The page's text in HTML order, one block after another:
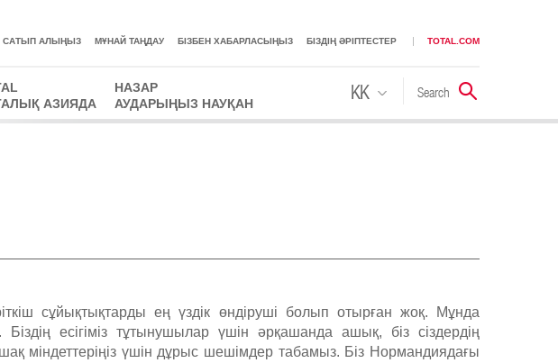
САТЫП АЛЫҢЫЗ MҰНАЙ ТАҢДАУ БІЗБЕН ХАБАРЛАСЫҢЫЗ БІЗДІҢ ӘРІПТЕСТЕР TOTAL.COM
АЗИЯДА
НАЗАР
АУДАРЫҢЫЗ НАУҚАН
KK
RU
Search Іздестіру
сұйықтықтарды ең үздік өндіруші болып отырған жоқ. Мұнда
есігіміз тұтынушылар үшін әрқашанда ашық, біз сіздердің
міндеттеріңіз үшін дұрыс шешімдер табамыз. Біз Нормандиядағы